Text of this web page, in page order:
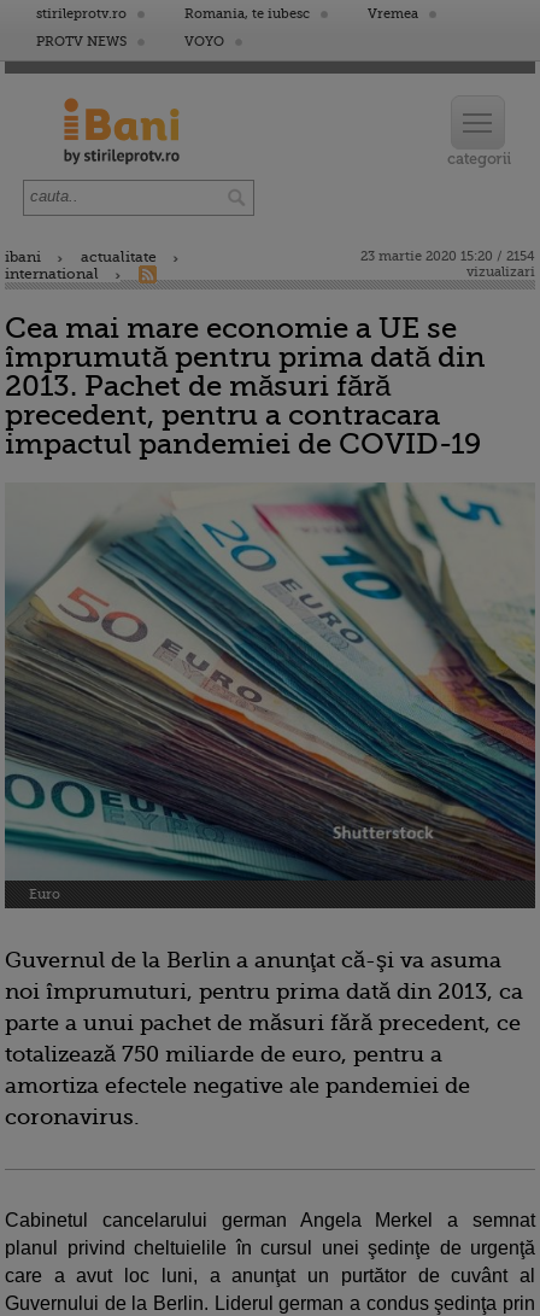
stirileprotv.ro Romania, te iubesc
Vremea
PROTV NEWS
VOYO
ibani
actualitate
international
23 martie 2020 15:20 / 2154
vizualizari
Cea mai mare economie a UE se
împrumută pentru prima dată din
2013. Pachet de măsuri fără
precedent, pentru a contracara
impactul pandemiei de COVID-19
Euro
Guvernul de la Berlin a anunţat că-şi va asuma
noi împrumuturi, pentru prima dată din 2013, ca
parte a unui pachet de măsuri fără precedent, ce
totalizează 750 miliarde de euro, pentru a
amortiza efectele negative ale pandemiei de
coronavirus.
Cabinetul cancelarului german Angela Merkel a semnat
planul privind cheltuielile în cursul unei şedinţe de urgenţă
care a avut loc luni, a anunţat un purtător de cuvânt al
Guvernului de la Berlin. Liderul german a condus şedinţa prin